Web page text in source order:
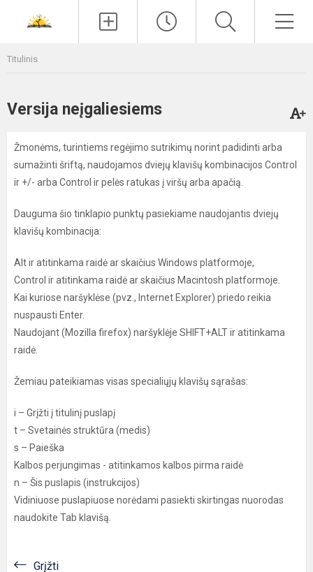
Titulinis
Versija neįgaliesiems
Žmonėms, turintiems regėjimo sutrikimų norint padidinti arba
sumažinti šriftą, naudojamos dviejų klavišų kombinacijos Control
ir +/- arba Control ir pelės ratukas į viršų arba apačią.
Dauguma šio tinklapio punktų pasiekiame naudojantis dviejų
klavišų kombinacija:
Alt ir atitinkama raidė ar skaičius Windows platformoje,
Control ir atitinkama raidė ar skaičius Macintosh platformoje.
Kai kuriose naršyklėse (pvz., Internet Explorer) priedo reikia
nuspausti Enter.
Naudojant (Mozilla firefox) naršyklėje SHIFT+ALT ir atitinkama
raidė.
Žemiau pateikiamas visas specialiųjų klavišų sąrašas:
i – Grįžti į titulinį puslapį
t – Svetainės struktūra (medis)
s – Paieška
Kalbos perjungimas - atitinkamos kalbos pirma raidė
n – Šis puslapis (instrukcijos)
Vidiniuose puslapiuose norėdami pasiekti skirtingas nuorodas
naudokite Tab klavišą.
Grįžti